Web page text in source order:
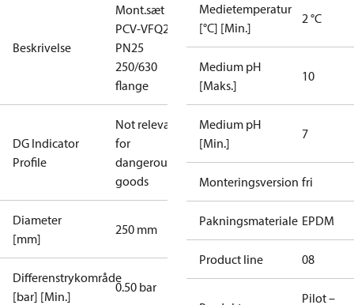
Beskrivelse
Mont.sæt
PCV-VFQ21
PN25
250/630
flange
DG Indicator
Profile
Not relevant
for
dangerous
goods
Diameter
[mm]
250 mm
Differenstrykområde
[bar] [Min.]
0.50 bar
Medietemperatur
[°C] [Min.]
2 °C
Medium pH
[Maks.]
10
Medium pH
[Min.]
7
Monteringsversion fri
Pakningsmateriale EPDM
Product line 08
Pilot –